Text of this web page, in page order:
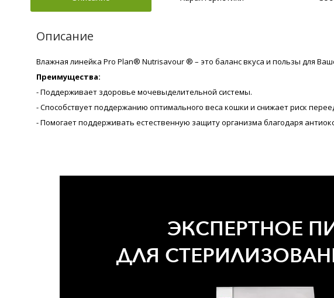
Описание
Влажная линейка Pro Plan® Nutrisavour ® – это баланс вкуса и пользы для
Преимущества:
- Поддерживает здоровье мочевыделительной системы.
- Способствует поддержанию оптимального веса кошки и снижает риск
- Помогает поддерживать естественную защиту организма благодаря